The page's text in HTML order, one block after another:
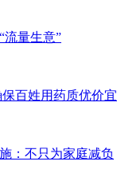
流量生意”
百姓用药质优价宜
：不只为家庭减负